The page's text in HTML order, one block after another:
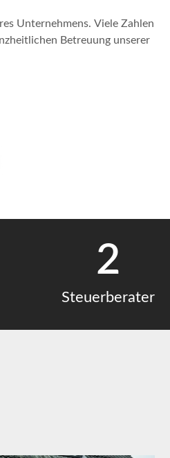
Unternehmens. Viele Zahlen
Betreuung unserer
2
Steuerberater